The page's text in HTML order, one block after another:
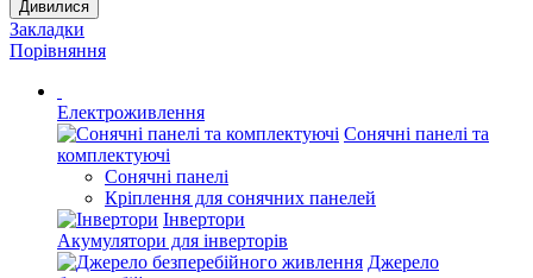
Дивилися
Закладки
Порівняння
Електроживлення
Сонячні панелі та
комплектуючі
Сонячні панелі
Кріплення для сонячних панелей
Інвертори
Акумулятори для інверторів
Джерело